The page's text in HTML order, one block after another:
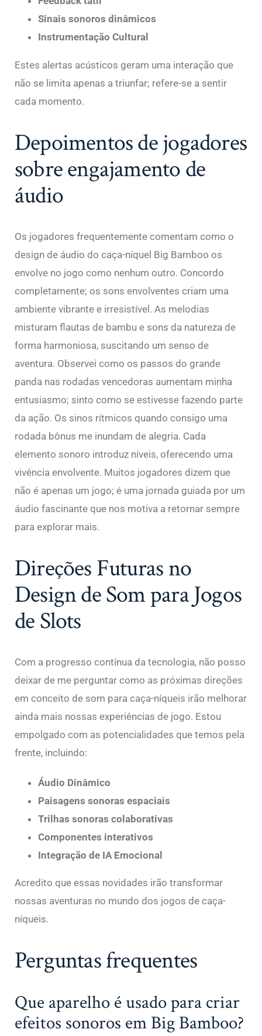
Sinais sonoros dinâmicos
Instrumentação Cultural
Estes alertas acústicos geram uma interação que
não se limita apenas a triunfar; refere-se a sentir
cada momento.
Depoimentos de jogadores
sobre engajamento de
áudio
Os jogadores frequentemente comentam como o
design de áudio do caça-níquel Big Bamboo os
envolve no jogo como nenhum outro. Concordo
completamente; os sons envolventes criam uma
ambiente vibrante e irresistível. As melodias
misturam flautas de bambu e sons da natureza de
forma harmoniosa, suscitando um senso de
aventura. Observei como os passos do grande
panda nas rodadas vencedoras aumentam minha
entusiasmo; sinto como se estivesse fazendo parte
da ação. Os sinos rítmicos quando consigo uma
rodada bônus me inundam de alegria. Cada
elemento sonoro introduz níveis, oferecendo uma
vivência envolvente. Muitos jogadores dizem que
não é apenas um jogo; é uma jornada guiada por um
áudio fascinante que nos motiva a retornar sempre
para explorar mais.
Direções Futuras no
Design de Som para Jogos
de Slots
Com a progresso contínua da tecnologia, não posso
deixar de me perguntar como as próximas direções
em conceito de som para caça-níqueis irão melhorar
ainda mais nossas experiências de jogo. Estou
empolgado com as potencialidades que temos pela
frente, incluindo:
Áudio Dinâmico
Paisagens sonoras espaciais
Trilhas sonoras colaborativas
Componentes interativos
Integração de IA Emocional
Acredito que essas novidades irão transformar
nossas aventuras no mundo dos jogos de caça-
níqueis.
Perguntas frequentes
Que aparelho é usado para criar
efeitos sonoros em Big Bamboo?